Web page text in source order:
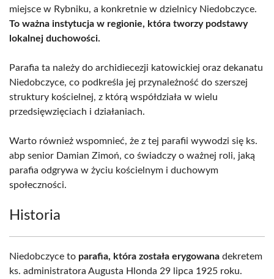
miejsce w Rybniku, a konkretnie w dzielnicy Niedobczyce.
To ważna instytucja w regionie, która tworzy podstawy
lokalnej duchowości.
Parafia ta należy do archidiecezji katowickiej oraz dekanatu
Niedobczyce, co podkreśla jej przynależność do szerszej
struktury kościelnej, z którą współdziała w wielu
przedsięwzięciach i działaniach.
Warto również wspomnieć, że z tej parafii wywodzi się ks.
abp senior Damian Zimoń, co świadczy o ważnej roli, jaką
parafia odgrywa w życiu kościelnym i duchowym
społeczności.
Historia
Niedobczyce to parafia, która została erygowana dekretem
ks. administratora Augusta Hlonda 29 lipca 1925 roku.